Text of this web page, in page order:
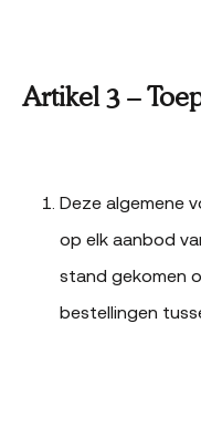
Artikel 3 –
Deze algemene
op elk aanbod
stand gekomen
bestellingen